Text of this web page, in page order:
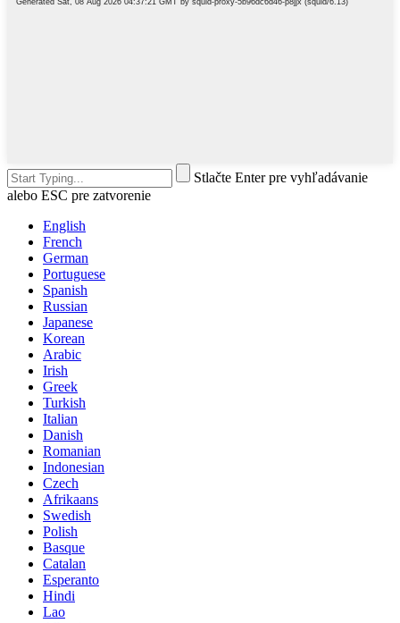
Stlačte Enter pre vyhľadávanie
alebo ESC pre zatvorenie
English
French
German
Portuguese
Spanish
Russian
Japanese
Korean
Arabic
Irish
Greek
Turkish
Italian
Danish
Romanian
Indonesian
Czech
Afrikaans
Swedish
Polish
Basque
Catalan
Esperanto
Hindi
Lao